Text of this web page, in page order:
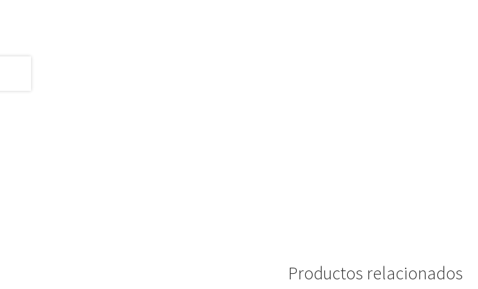
Productos relacionados